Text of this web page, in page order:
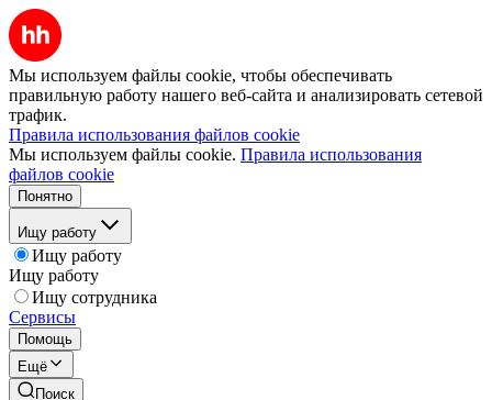
Мы используем файлы cookie, чтобы обеспечивать
правильную работу нашего веб-сайта и анализировать сетевой
трафик.
Правила использования файлов cookie
Мы используем файлы cookie. Правила использования
файлов cookie
Понятно
Ищу работу
Ищу работу
Ищу работу
Ищу сотрудника
Сервисы
Помощь
Ещё
Поиск